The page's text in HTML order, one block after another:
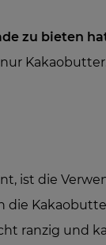
zu bieten
ist die
die
ranzig und